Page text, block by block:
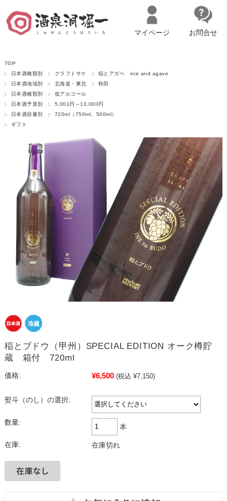
マイページへログイン
マイページ お問合せ
TOP
日本酒種類別
クラフトサケ
稲とアガベ rice and agave
日本酒地域別
北海道・東北
秋田
日本酒種類別
低アルコール
日本酒予算別
5,001円～10,000円
日本酒容量別
720ml（750ml、500ml）
ギフト
稲とブドウ（甲州）SPECIAL EDITION オーク樽貯
蔵 箱付 720ml
価格: ¥6,500 (税込 ¥7,150)
熨斗（のし）の選択:
数量:
本
在庫: 在庫切れ